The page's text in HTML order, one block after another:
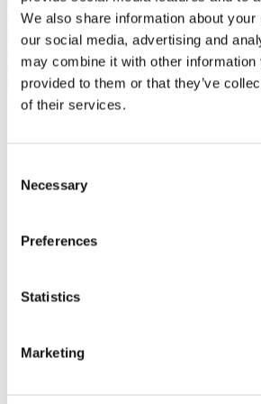
We also share information about
our social media, advertising and
may combine it with other information
provided to them or that they’ve
of their services.
Selection
Necessary
Preferences
Statistics
Marketing